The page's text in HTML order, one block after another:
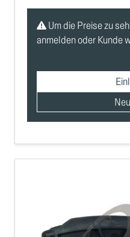
Um die Preise zu
anmelden oder Kunde